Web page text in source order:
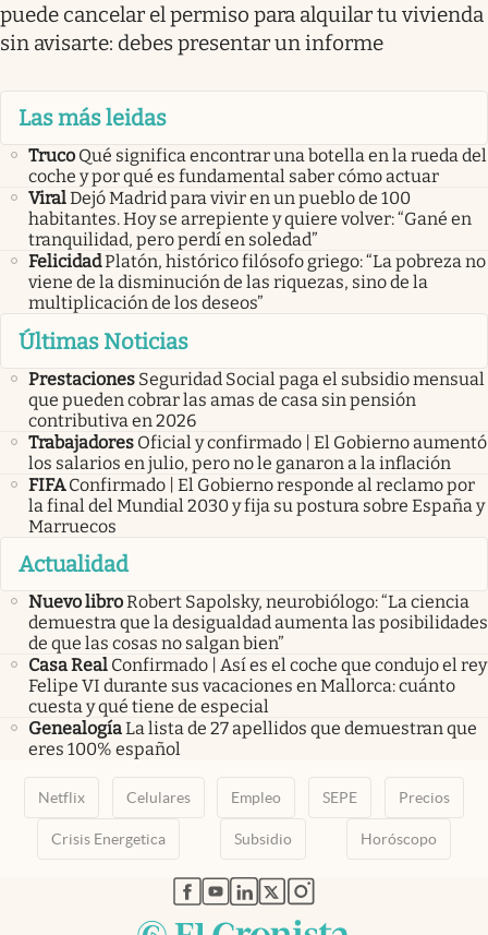
puede cancelar el permiso para alquilar tu vivienda
sin avisarte: debes presentar un informe
Las más leidas
Truco Qué significa encontrar una botella en la rueda del
coche y por qué es fundamental saber cómo actuar
ViralDejó Madrid para vivir en un pueblo de 100
habitantes. Hoy se arrepiente y quiere volver: “Gané en
tranquilidad, pero perdí en soledad”
FelicidadPlatón, histórico filósofo griego: “La pobreza no
viene de la disminución de las riquezas, sino de la
multiplicación de los deseos”
Últimas Noticias
Prestaciones Seguridad Social paga el subsidio mensual
que pueden cobrar las amas de casa sin pensión
contributiva en 2026
Trabajadores Oficial y confirmado | El Gobierno aumentó
los salarios en julio, pero no le ganaron a la inflación
FIFA Confirmado | El Gobierno responde al reclamo por
la final del Mundial 2030 y fija su postura sobre España y
Marruecos
Actualidad
Nuevo libroRobert Sapolsky, neurobiólogo: “La ciencia
demuestra que la desigualdad aumenta las posibilidades
de que las cosas no salgan bien”
Casa Real Confirmado | Así es el coche que condujo el rey
Felipe VI durante sus vacaciones en Mallorca: cuánto
cuesta y qué tiene de especial
GenealogíaLa lista de 27 apellidos que demuestran que
eres 100% español
Netflix Celulares Empleo SEPE Precios
Crisis Energetica Subsidio Horóscopo
abre en nueva pestaña
abre en nueva pestaña
abre en nueva pestaña
abre en nueva pestaña
abre en nueva pestaña